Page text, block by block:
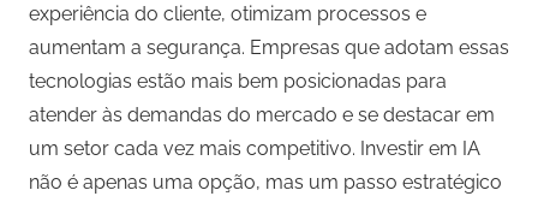
experiência do cliente, otimizam processos e
aumentam a segurança. Empresas que adotam essas
tecnologias estão mais bem posicionadas para
atender às demandas do mercado e se destacar em
um setor cada vez mais competitivo. Investir em IA
não é apenas uma opção, mas um passo estratégico